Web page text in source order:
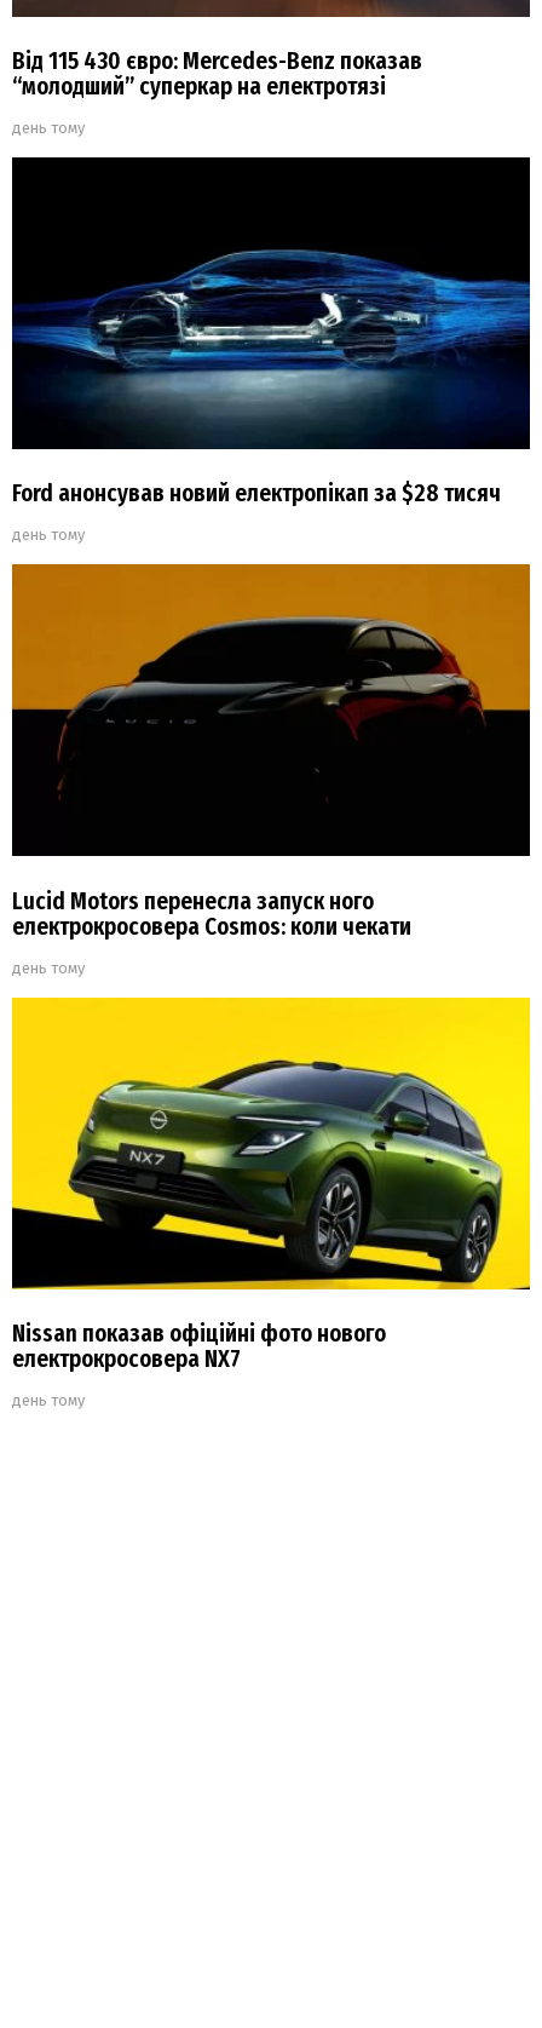
Від 115 430 євро: Mercedes-Benz показав
“молодший” суперкар на електротязі
день тому
Ford анонсував новий електропікап за $28 тисяч
день тому
Lucid Motors перенесла запуск ного
електрокросовера Cosmos: коли чекати
день тому
Nissan показав офіційні фото нового
електрокросовера NX7
день тому